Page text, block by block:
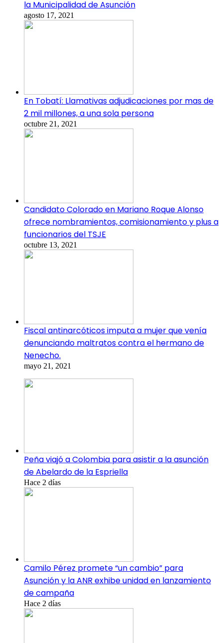
la Municipalidad de Asunción
agosto 17, 2021
En Tobatí: Llamativas adjudicaciones por mas de
2 mil millones, a una sola persona
octubre 21, 2021
Candidato Colorado en Mariano Roque Alonso
ofrece nombramientos, comisionamiento y plus a
funcionarios del TSJE
octubre 13, 2021
Fiscal antinarcóticos imputa a mujer que venía
denunciando maltratos contra el hermano de
Nenecho.
mayo 21, 2021
Peña viajó a Colombia para asistir a la asunción
de Abelardo de la Espriella
Hace 2 días
Camilo Pérez promete “un cambio” para
Asunción y la ANR exhibe unidad en lanzamiento
de campaña
Hace 2 días